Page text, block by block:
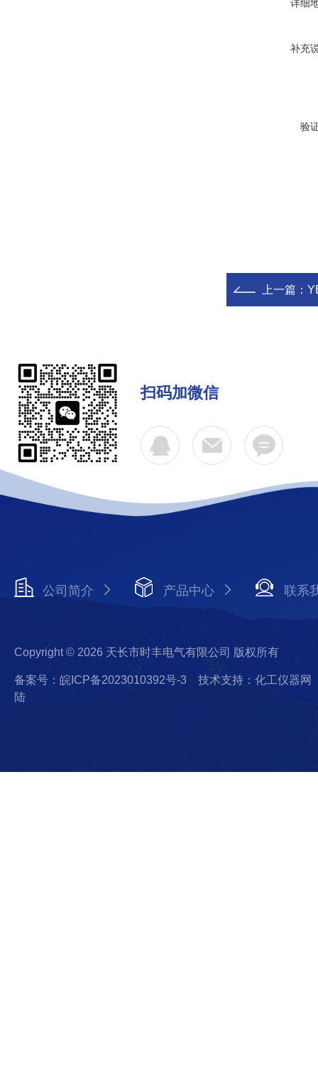
详细
补充
验
上一篇：
扫码加微信
公司简介 产品中心 联系
Copyright © 2026 天长市时丰电气有限公司 版权所有
备案号：皖ICP备2023010392号-3
技术支持：化工仪器网
陆